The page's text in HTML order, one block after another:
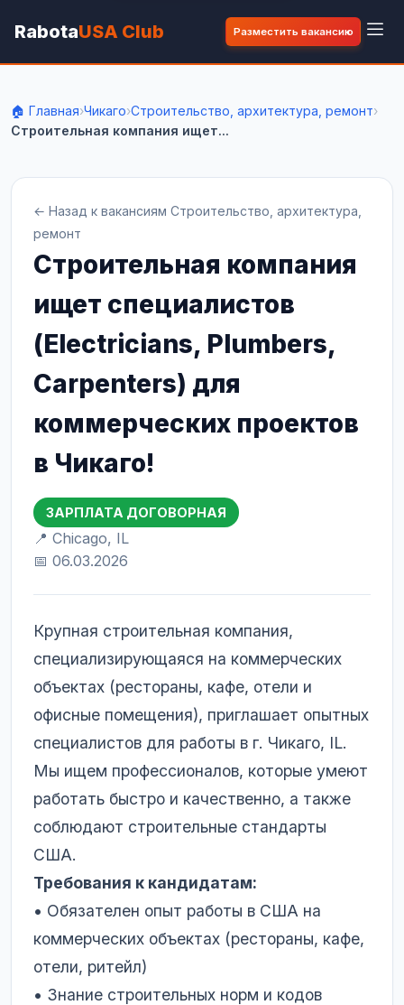
RabotaUSA Club Разместить вакансию
🏠 Главная›Чикаго›Строительство, архитектура, ремонт›
Строительная компания ищет...
← Назад к вакансиям Строительство, архитектура,
ремонт
Строительная компания
ищет специалистов
(Electricians, Plumbers,
Carpenters) для
коммерческих проектов
в Чикаго!
ЗАРПЛАТА ДОГОВОРНАЯ
📍 Chicago, IL
📅 06.03.2026
Крупная строительная компания,
специализирующаяся на коммерческих
объектах (рестораны, кафе, отели и
офисные помещения), приглашает опытных
специалистов для работы в г. Чикаго, IL.
Мы ищем профессионалов, которые умеют
работать быстро и качественно, а также
соблюдают строительные стандарты
США.
Требования к кандидатам:
• Обязателен опыт работы в США на
коммерческих объектах (рестораны, кафе,
отели, ритейл)
• Знание строительных норм и кодов